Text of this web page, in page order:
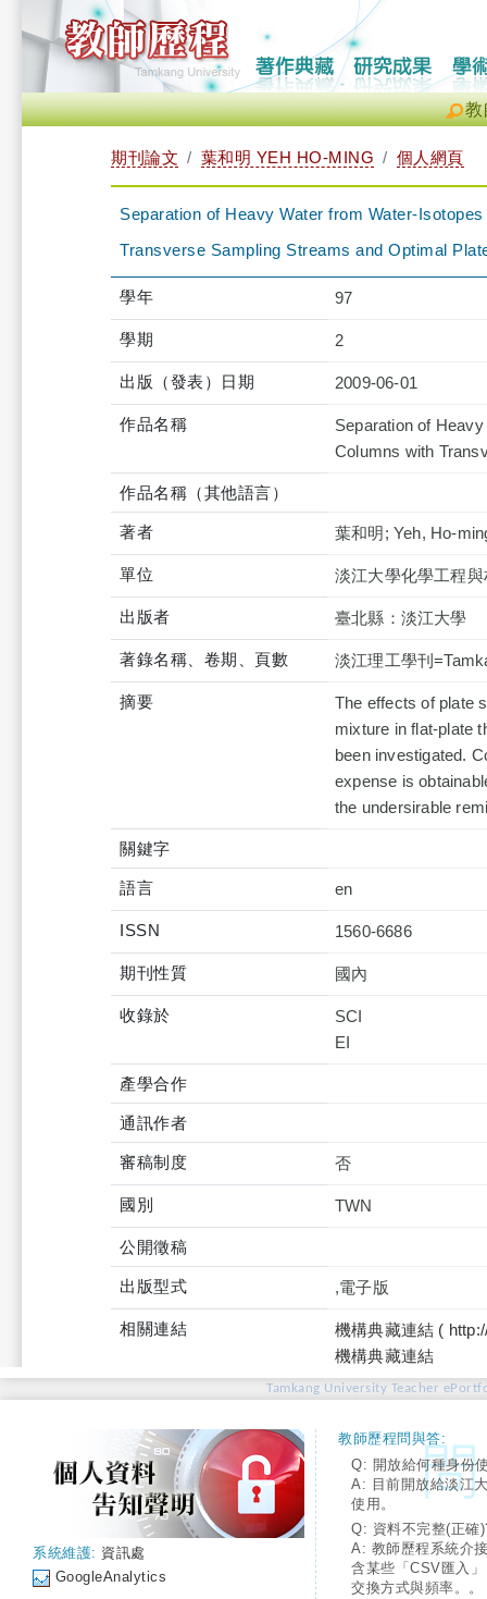
教
期刊論文 葉和明 YEH HO-MING 個人網頁
Separation of Heavy Water from Water-
Transverse Sampling Streams and Optimal
學年 97
學期 2
出版（發表）日期 2009-06-01
作品名稱
Separation of
Columns with
作品名稱（其他語言）
著者 葉和明; Yeh, Ho-
單位 淡江大學化學工程
出版者 臺北縣：淡江大學
著錄名稱、卷期、頁數 淡江理工學刊
摘要
The effects of plate
mixture in flat-plate
been investigated.
expense is
the undersirable
關鍵字
語言 en
ISSN 1560-6686
期刊性質 國內
收錄於
SCI
產學合作
通訊作者
審稿制度 否
國別 TWN
公開徵稿
出版型式 ,電子版
相關連結
機構典藏連結 (
機構典藏連結
Tamkang University Teacher
系統維護: 資訊處
GoogleAnalytics
教師歷程問與答:
Q: 開放給何種身份
A: 目前開放給淡江
使用。
Q: 資料不完整(正確
A: 教師歷程系統介
含某些「CSV匯入
交換方式與頻率。。